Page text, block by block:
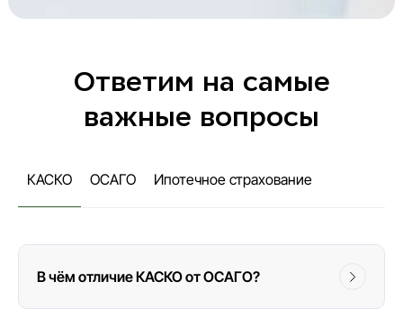
Ответим на самые
важные вопросы
КАСКО ОСАГО Ипотечное страхование
В чём отличие КАСКО от ОСАГО?